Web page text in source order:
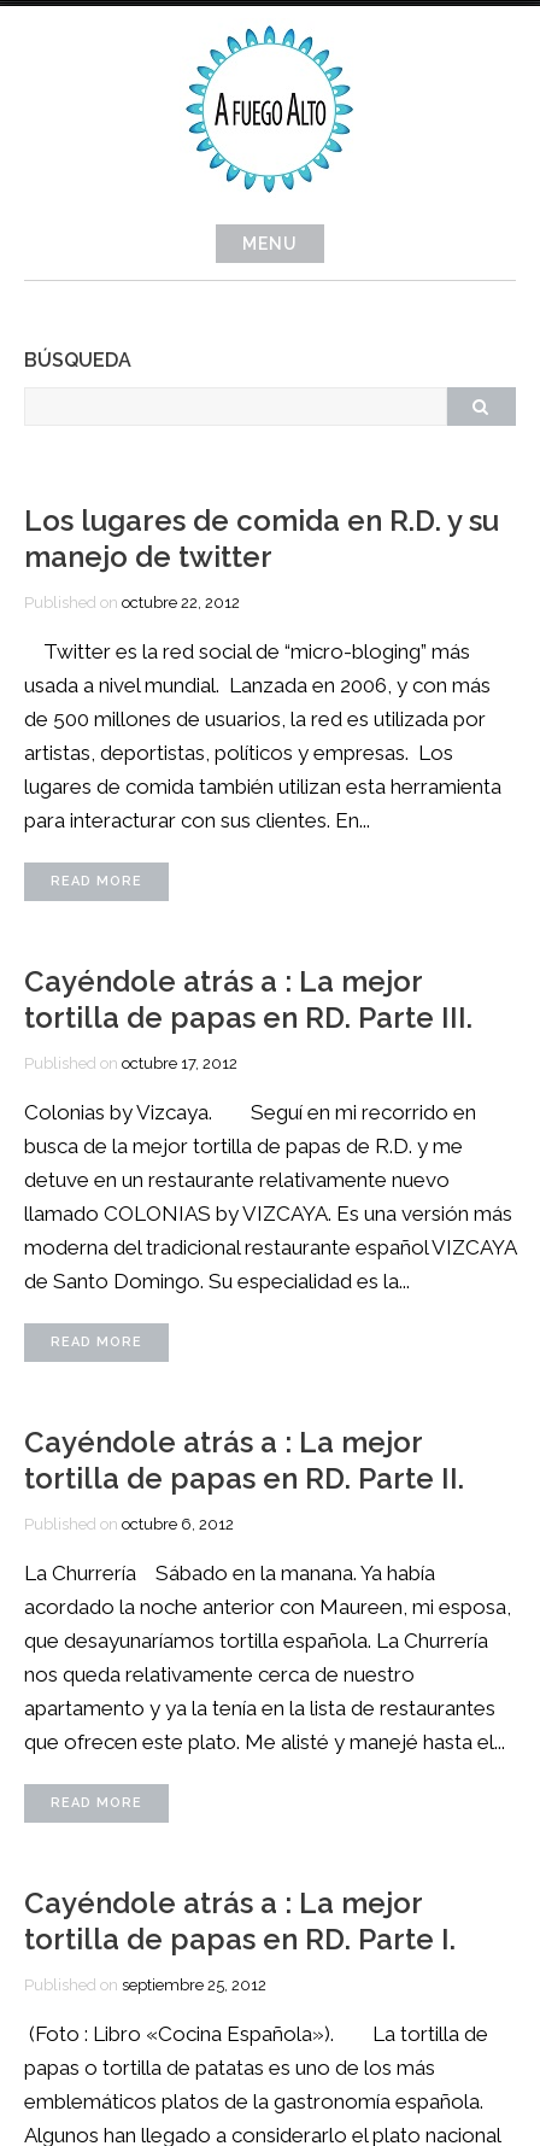
MENU
BÚSQUEDA
Los lugares de comida en R.D. y su
manejo de twitter
Published on octubre 22, 2012
Twitter es la red social de “micro-bloging” más
usada a nivel mundial. Lanzada en 2006, y con más
de 500 millones de usuarios, la red es utilizada por
artistas, deportistas, políticos y empresas. Los
lugares de comida también utilizan esta herramienta
para interacturar con sus clientes. En...
READ MORE
Cayéndole atrás a : La mejor
tortilla de papas en RD. Parte III.
Published on octubre 17, 2012
Colonias by Vizcaya. Seguí en mi recorrido en
busca de la mejor tortilla de papas de R.D. y me
detuve en un restaurante relativamente nuevo
llamado COLONIAS by VIZCAYA. Es una versión más
moderna del tradicional restaurante español VIZCAYA
de Santo Domingo. Su especialidad es la...
READ MORE
Cayéndole atrás a : La mejor
tortilla de papas en RD. Parte II.
Published on octubre 6, 2012
La Churrería Sábado en la manana. Ya había
acordado la noche anterior con Maureen, mi esposa,
que desayunaríamos tortilla española. La Churrería
nos queda relativamente cerca de nuestro
apartamento y ya la tenía en la lista de restaurantes
que ofrecen este plato. Me alisté y manejé hasta el...
READ MORE
Cayéndole atrás a : La mejor
tortilla de papas en RD. Parte I.
Published on septiembre 25, 2012
(Foto : Libro «Cocina Española»). La tortilla de
papas o tortilla de patatas es uno de los más
emblemáticos platos de la gastronomía española.
Algunos han llegado a considerarlo el plato nacional